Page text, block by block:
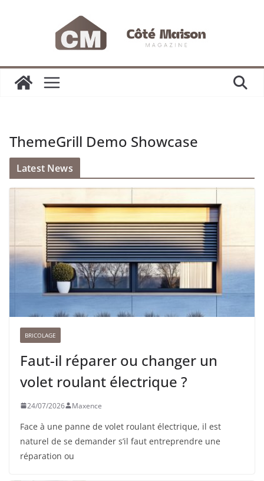
ThemeGrill Demo Showcase
Latest News
BRICOLAGE
Faut-il réparer ou changer un
volet roulant électrique ?
24/07/2026 Maxence
Face à une panne de volet roulant électrique, il est
naturel de se demander s’il faut entreprendre une
réparation ou